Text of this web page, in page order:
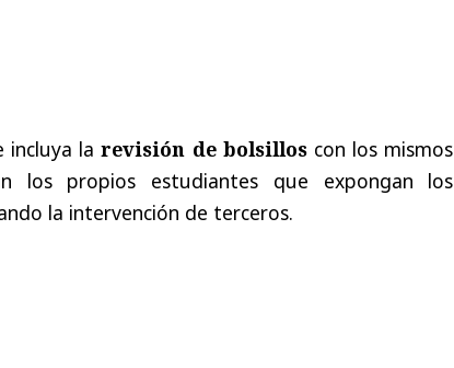
incluya larevisión de bolsilloscon los mismos
los propios estudiantes que expongan los
la intervención de terceros.